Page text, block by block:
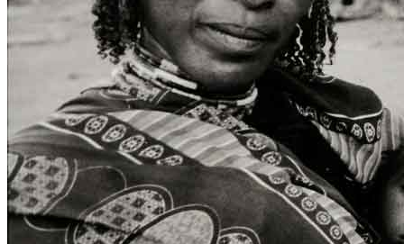
Home
Chi Siamo
Collezione